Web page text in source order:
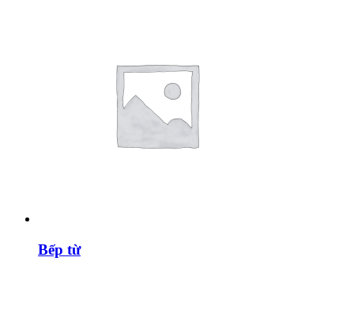
Bếp từ